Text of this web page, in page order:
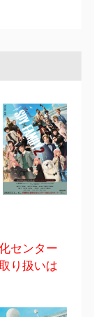
センター
り扱いは